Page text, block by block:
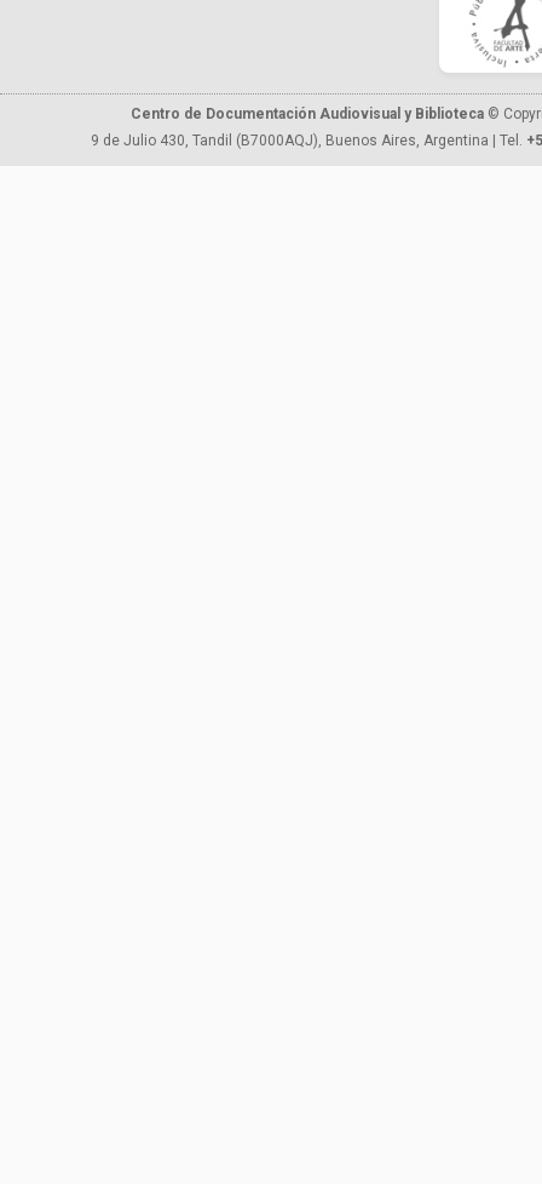
Centro de Documentación Audiovisual y Biblioteca ©
9 de Julio 430, Tandil (B7000AQJ), Buenos Aires, Argentina | Tel.